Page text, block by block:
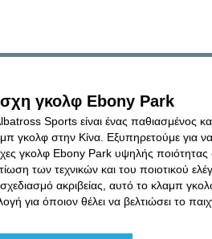
γκολφ Ebony Park
Sports είναι ένας παθιασμένος
γκολφ στην Κίνα. Εξυπηρετούμε για
γκολφ Ebony Park υψηλής ποιότητας
των τεχνικών και του ποιοτικού
σχεδιασμό ακριβείας, αυτό το κλαμπ γκολφ
για όποιον θέλει να βελτιώσει το